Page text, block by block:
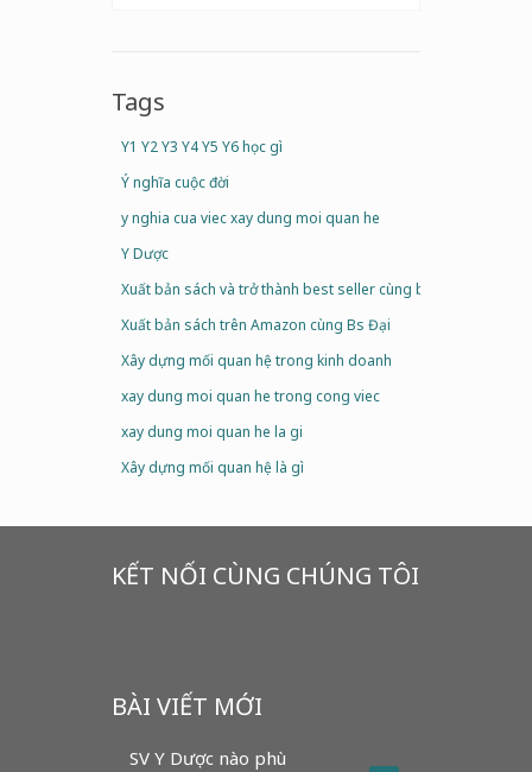
Tags
Y1 Y2 Y3 Y4 Y5 Y6 học gì
Ý nghĩa cuộc đời
y nghia cua viec xay dung moi quan he
Y Dược
Xuất bản sách và trở thành best seller cùng bs Đại
Xuất bản sách trên Amazon cùng Bs Đại
Xây dựng mối quan hệ trong kinh doanh
xay dung moi quan he trong cong viec
xay dung moi quan he la gi
Xây dựng mối quan hệ là gì
KẾT NỐI CÙNG CHÚNG TÔI
BÀI VIẾT MỚI
SV Y Dược nào phù